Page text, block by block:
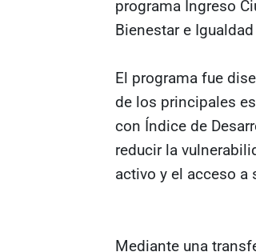
programa Ingreso
Bienestar e
El programa fue
de los principales
con Índice de
reducir la
activo y el acceso
Mediante una